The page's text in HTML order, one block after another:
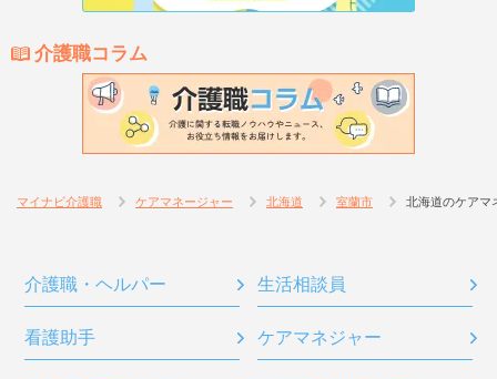
介護職コラム
マイナビ介護職 ケアマネージャー 北海道 室蘭市 北海道のケアマ
介護職・ヘルパー 生活相談員
看護助手 ケアマネジャー